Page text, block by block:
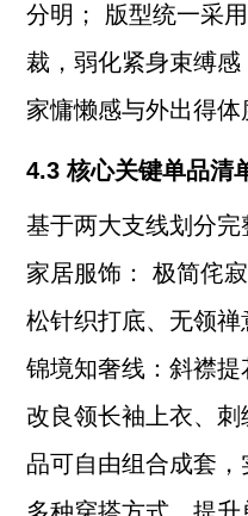
分明； 版型统一采
裁，弱化紧身束缚
家慵懒感与外出得体
4.3 核心关键单品清
基于两大支线划分
家居服饰： 极简侘
松针织打底、无领禅
锦境知奢线：斜襟提
改良领长袖上衣、
品可自由组合成套